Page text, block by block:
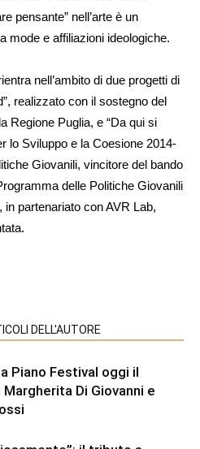
pensante” nell’arte è un
mode e affiliazioni ideologiche.
nell’ambito di due progetti di
realizzato con il sostegno del
Regione Puglia, e “Da qui si
lo Sviluppo e la Coesione 2014-
Giovanili, vincitore del bando
delle Politiche Giovanili
partenariato con AVR Lab,
DELL'AUTORE
Piano Festival oggi il
Di Giovanni e